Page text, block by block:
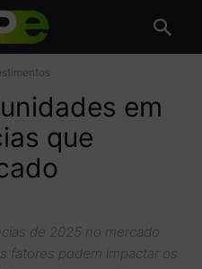
em
que
de 2025 no mercado
fatores podem impactar os